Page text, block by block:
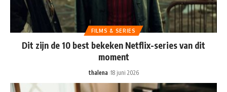
FILMS & SERIES
Dit zijn de 10 best bekeken Netflix-series van dit
moment
thalena 18 juni 2026